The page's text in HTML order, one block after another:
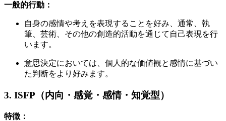
一般的行動：
自身の感情や考えを表現することを好み、通常、執
筆、芸術、その他の創造的活動を通じて自己表現を行
います。
意思決定においては、個人的な価値観と感情に基づい
た判断をより好みます。
3. ISFP（内向・感覚・感情・知覚型）
特徴：